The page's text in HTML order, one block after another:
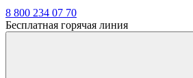
8 800 234 07 70
Бесплатная горячая линия